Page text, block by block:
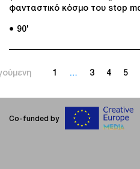
φανταστικό κόσμο του stop
● 90'
1 … 3 4 5
Co-funded by